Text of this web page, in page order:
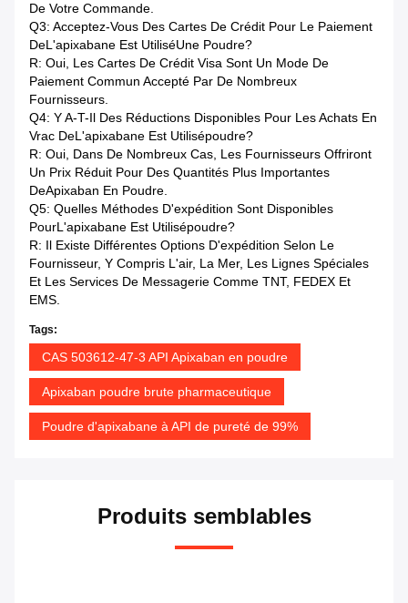
De Votre Commande.
Q3: Acceptez-Vous Des Cartes De Crédit Pour Le Paiement
DeL'apixabane Est UtiliséUne Poudre?
R: Oui, Les Cartes De Crédit Visa Sont Un Mode De
Paiement Commun Accepté Par De Nombreux
Fournisseurs.
Q4: Y A-T-Il Des Réductions Disponibles Pour Les Achats En
Vrac DeL'apixabane Est UtiliséPoudre?
R: Oui, Dans De Nombreux Cas, Les Fournisseurs Offriront
Un Prix Réduit Pour Des Quantités Plus Importantes
DeApixaban En Poudre.
Q5: Quelles Méthodes D'expédition Sont Disponibles
PourL'apixabane Est UtiliséPoudre?
R: Il Existe Différentes Options D'expédition Selon Le
Fournisseur, Y Compris L'air, La Mer, Les Lignes Spéciales
Et Les Services De Messagerie Comme TNT, FEDEX Et
EMS.
Tags:
CAS 503612-47-3 API Apixaban en poudre
Apixaban poudre brute pharmaceutique
Poudre d'apixabane à API de pureté de 99%
Produits semblables